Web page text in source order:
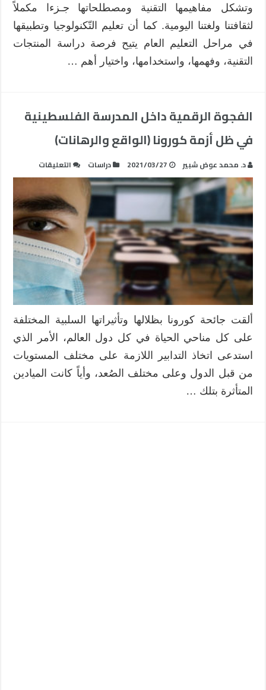
وتشكل مفاهيمها التقنية ومصطلحاتها جـزءا مكملاً
لثقافتنا ولغتنا اليومية. كما أن تعليم التّكنولوجيا وتطبيقها
في مراحل التعليم العام يتيح فرصة دراسة المنتجات
التقنية، وفهمها، واستخدامها، واختيار أهم …
الفجوة الرقمية داخل المدرسة الفلسطينية
في ظل أزمة كورونا (الواقع والرهانات)
د. محمد عوض شبير 2021/03/27 دراسات التعليقات
الفجوة
الرقمية
داخل
المدرسة
في
ظل
كورونا
(الواقع
والرهانات)
مغلقة
ألقت جائحة كورونا بظلالها وتأثيراتها السلبية المختلفة
على كل مناحي الحياة في كل دول العالم، الأمر الذي
استدعى اتخاذ التدابير اللازمة على مختلف المستويات
من قبل الدول وعلى مختلف الصُعد، وأياً كانت الميادين
المتأثرة بتلك …